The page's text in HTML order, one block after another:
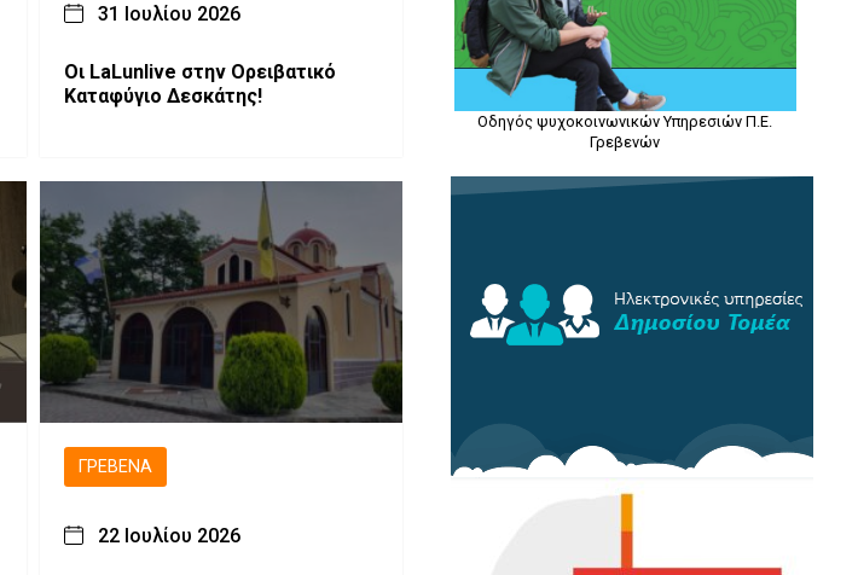
31 Ιουλίου 2026
Οι LaLunlive στην Ορειβατικό
Καταφύγιο Δεσκάτης!
ΓΡΕΒΕΝΆ
22 Ιουλίου 2026
Οδηγός ψυχοκοινωνικών Υπηρεσιών Π.Ε.
Γρεβενών